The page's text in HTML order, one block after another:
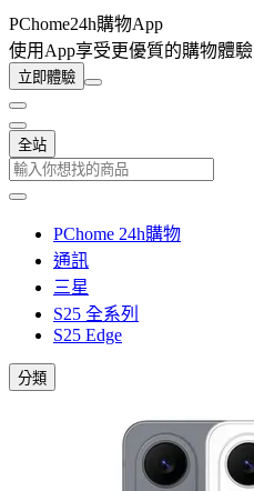
PChome24h購物App
使用App享受更優質的購物體驗
立即體驗
全站
PChome 24h購物
通訊
三星
S25 全系列
S25 Edge
分類